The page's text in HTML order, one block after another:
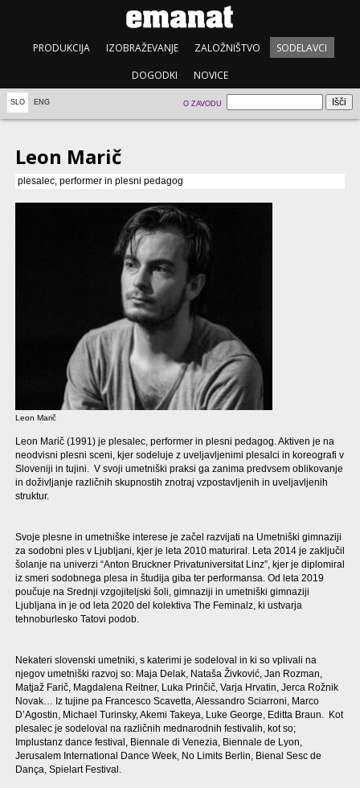
PRODUKCIJA IZOBRAŽEVANJE ZALOŽNIŠTVO SODELAVCI
DOGODKI NOVICE
SLO ENG O ZAVODU
Leon Marič
plesalec, performer in plesni pedagog
Leon Marič
Leon Marič (1991) je plesalec, performer in plesni pedagog. Aktiven je na
neodvisni plesni sceni, kjer sodeluje z uveljavljenimi plesalci in koreografi v
Sloveniji in tujini. V svoji umetniški praksi ga zanima predvsem oblikovanje
in doživljanje različnih skupnostih znotraj vzpostavljenih in uveljavljenih
struktur.
Svoje plesne in umetniške interese je začel razvijati na Umetniški gimnaziji
za sodobni ples v Ljubljani, kjer je leta 2010 maturiral. Leta 2014 je zaključil
šolanje na univerzi “Anton Bruckner Privatuniversitat Linz”, kjer je diplomiral
iz smeri sodobnega plesa in študija giba ter performansa. Od leta 2019
poučuje na Srednji vzgojiteljski šoli, gimnaziji in umetniški gimnaziji
Ljubljana in je od leta 2020 del kolektiva The Feminalz, ki ustvarja
tehnoburlesko Tatovi podob.
Nekateri slovenski umetniki, s katerimi je sodeloval in ki so vplivali na
njegov umetniški razvoj so: Maja Delak, Nataša Živković, Jan Rozman,
Matjaž Farič, Magdalena Reitner, Luka Prinčič, Varja Hrvatin, Jerca Rožnik
Novak… Iz tujine pa Francesco Scavetta, Alessandro Sciarroni, Marco
D’Agostin, Michael Turinsky, Akemi Takeya, Luke George, Editta Braun. Kot
plesalec je sodeloval na različnih mednarodnih festivalih, kot so;
Implustanz dance festival, Biennale di Venezia, Biennale de Lyon,
Jerusalem International Dance Week, No Limits Berlin, Bienal Sesc de
Dança, Spielart Festival.